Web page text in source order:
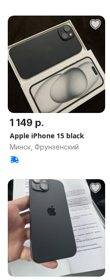
1 149 р.
Apple iPhone 15 black
Минск, Фрунзенский